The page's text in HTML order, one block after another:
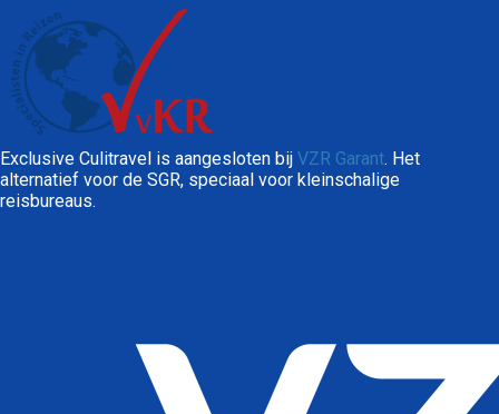
Exclusive Culitravel is aangesloten bij VZR Garant. Het
alternatief voor de SGR, speciaal voor kleinschalige
reisbureaus.